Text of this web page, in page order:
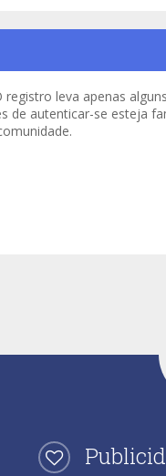
leva apenas
de autenticar-se esteja